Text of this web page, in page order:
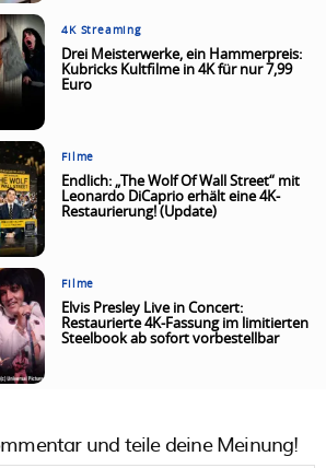
4K Streaming
Drei Meisterwerke, ein Hammerpreis:
Kubricks Kultfilme in 4K für nur 7,99
Euro
Filme
Endlich: „The Wolf Of Wall Street“ mit
Leonardo DiCaprio erhält eine 4K-
Restaurierung! (Update)
Filme
Elvis Presley Live in Concert:
Restaurierte 4K-Fassung im limitierten
Steelbook ab sofort vorbestellbar
und teile deine Meinung!